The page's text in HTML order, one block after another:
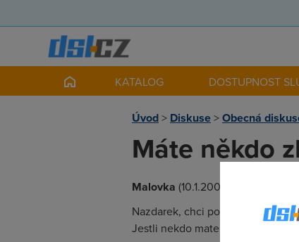
KATALOG DOSTUPNOST
Úvod> Diskuse>Obecná
Máte někdo
Malovka (10.1.2004 20:50:29)
Nazdarek, chci pořídit pripojeni
Jestli nekdo mate zkusenosti tak